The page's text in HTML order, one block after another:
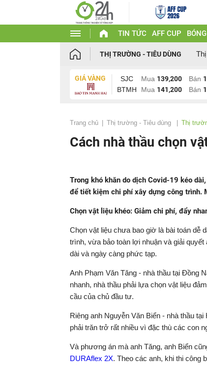
TIN TỨC AFF CUP
THỊ TRƯỜNG - TIÊU DÙNG
GIÁ VÀNG SJC Mua 139,200 Bán
BTMH
Mua 141,200 Bán
Trang chủ Thị trường - Tiêu dùng Thị
Cách nhà thầu chọn
Trong khó khăn do dịch Covid-19 kéo
để tiết kiệm chi phí xây dựng công trình.
Chọn vật liệu khéo: Giảm chi phí, đẩy
Chọn vật liệu chưa bao giờ là bài toán dễ
trình, vừa bảo toàn lợi nhuận và giải quyết
dài và ngày càng phức tạp.
Anh Phạm Văn Tăng - nhà thầu tại Đồng
nhanh, nhà thầu phải lựa chọn vật liệu
cầu của chủ đầu tư.
Riêng anh Nguyễn Văn Biển - nhà thầu
phải trăn trở rất nhiều vì đặc thù các con
Và phương án mà anh Tăng, anh Biển
DURAflex 2X. Theo các anh, khi thi công